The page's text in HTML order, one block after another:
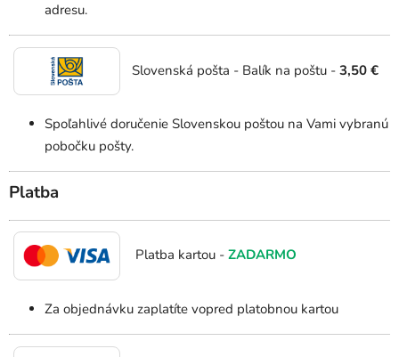
adresu.
Slovenská pošta - Balík na poštu - 3,50 €
Spoľahlivé doručenie Slovenskou poštou na Vami vybranú
pobočku pošty.
Platba
Platba kartou - ZADARMO
Za objednávku zaplatíte vopred platobnou kartou